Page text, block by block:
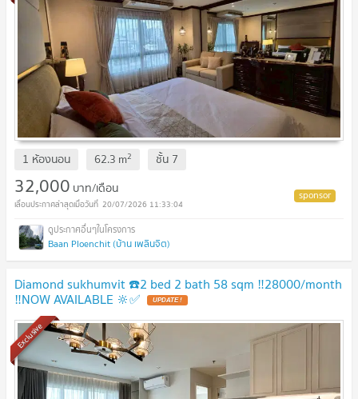
1 ห้องนอน 62.3 m2 ชั้น 7
32,000 บาท/เดือน
20/07/2026 11:33:04
Baan Ploenchit (บ้าน เพลินจิต)
Diamond sukhumvit ☎️2 bed 2 bath 58 sqm ‼️28000/month
‼️NOW AVAILABLE 🔆✅
Exclusive